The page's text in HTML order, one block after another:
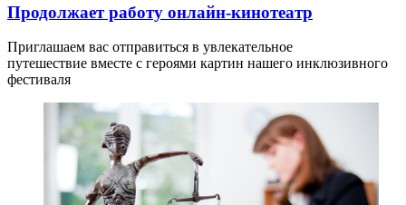
Продолжает работу онлайн-кинотеатр
Приглашаем вас отправиться в увлекательное
путешествие вместе с героями картин нашего инклюзивного
фестиваля